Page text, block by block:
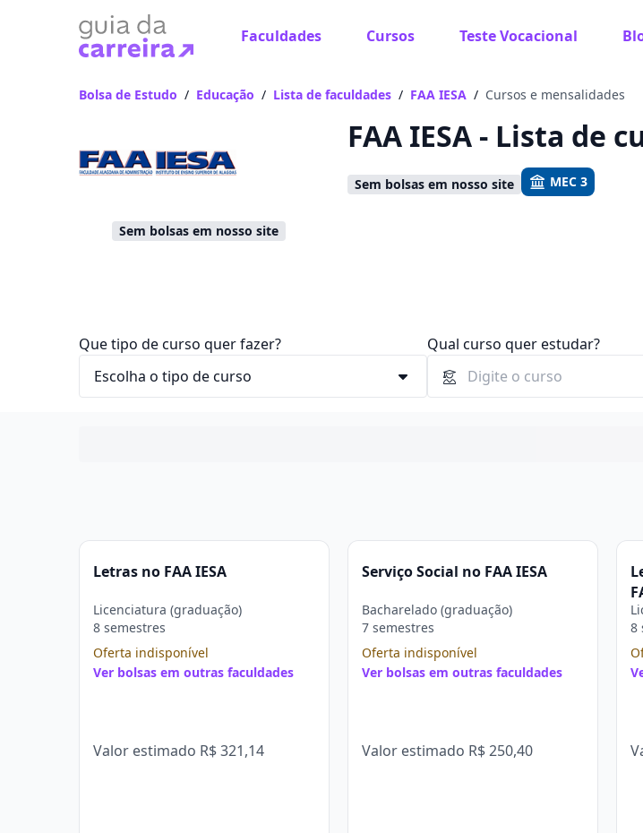
Faculdades Cursos Teste Vocacional
Vamos te guiar no caminho ideal para seus
Bolsa de Estudo / Educação / Lista de faculdades / FAA IESA / Cursos e mensalidades
Sem bolsas em nosso site
FAA IESA - Lista de
Sem bolsas em nosso site MEC 3
Que tipo de curso quer fazer? Qual curso quer estudar?
Letras no FAA IESA
Licenciatura (graduação)
8 semestres
Oferta indisponível
Ver bolsas em outras faculdades
Valor estimado R$ 321,14
Serviço Social no FAA IESA
Bacharelado (graduação)
7 semestres
Oferta indisponível
Ver bolsas em outras faculdades
Valor estimado R$ 250,40
8